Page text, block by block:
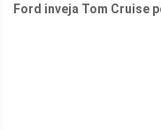
Ford inveja Tom Cruise